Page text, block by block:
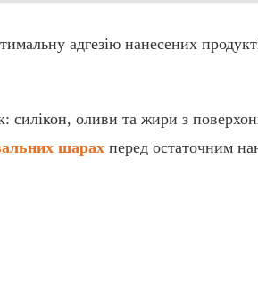
адгезію нанесених
силікон, оливи та жири з
шарах перед остаточним